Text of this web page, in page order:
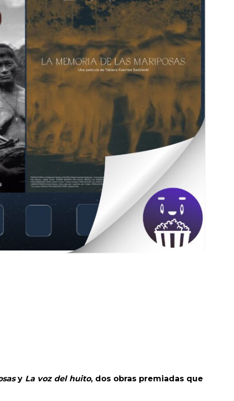
y La voz del huito, dos obras premiadas que